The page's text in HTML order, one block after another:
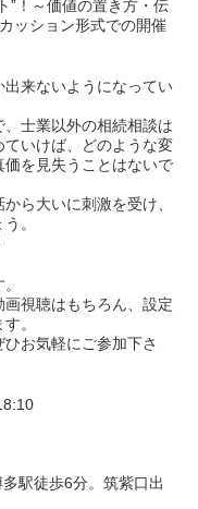
”！～価値の置き方・伝
ッション形式での開催
来ないようになってい
士業以外の相続相談は
いけば、どのような変
を見失うことはないで
ら大いに刺激を受け、
。
視聴はもちろん、設定
。
お気軽にご参加下さ
多駅徒歩6分。筑紫口出